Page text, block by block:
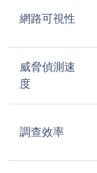
網路可視性
威脅偵測速
度
調查效率